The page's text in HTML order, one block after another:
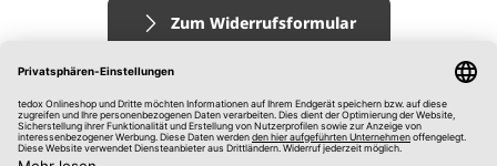
Zum Widerrufsformular
Impressum
AGB